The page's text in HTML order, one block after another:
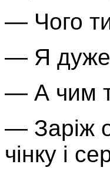
— Чого
— Я дуже
— А чим
— Заріж
чінку і